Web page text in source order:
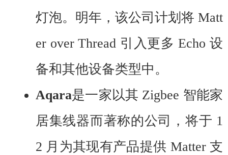
灯泡。明年，该公司计划将 Matt
er over Thread 引入更多 Echo 设
备和其他设备类型中。
Aqara是一家以其 Zigbee 智能家
居集线器而著称的公司，将于 1
2 月为其现有产品提供 Matter 支